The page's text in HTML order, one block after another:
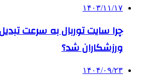
۱۴۰۳/۱۱/۱۷
چرا سایت توربال به ‌سرعت
ورزشکاران شد؟
۱۴۰۴/۰۹/۲۳